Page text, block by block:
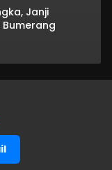
Janji
Bumerang